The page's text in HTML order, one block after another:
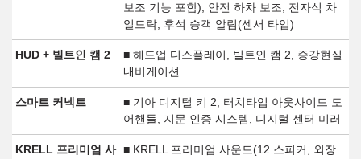
보조 기능 포함), 안전 하차 보조, 전자식 차
일드락, 후석 승객 알림(센서 타입)
HUD + 빌트인 캠 2
■ 헤드업 디스플레이, 빌트인 캠 2, 증강현실
내비게이션
스마트 커넥트
■ 기아 디지털 키 2, 터치타입 아웃사이드 도
어핸들, 지문 인증 시스템, 디지털 센터 미러
KRELL 프리미엄 사 ■ KRELL 프리미엄 사운드(12 스피커, 외장